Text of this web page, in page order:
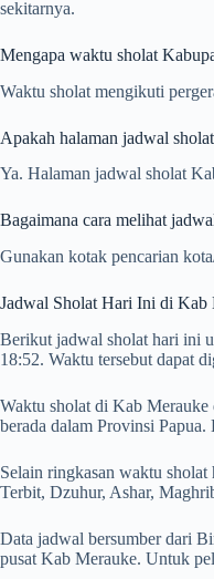
sekitarnya.
Mengapa waktu sholat
Waktu sholat mengikuti
Apakah halaman jadwal
Ya. Halaman jadwal sholat
Bagaimana cara melihat
Gunakan kotak pencarian
Jadwal Sholat Hari Ini di Kab
Berikut jadwal sholat hari ini
18:52. Waktu tersebut dapat
Waktu sholat di Kab Merauke
berada dalam Provinsi
Selain ringkasan waktu
Terbit, Dzuhur, Ashar,
Data jadwal bersumber dari
pusat Kab Merauke. Untuk